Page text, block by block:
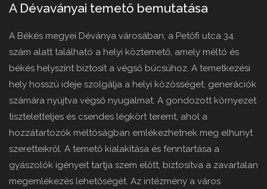
A Dévaványai temető bemutatása
A Békés megyei Déványa városában, a Petőfi utca 34.
szám alatt található a helyi köztemető, amely méltó és
békés helyszínt biztosít a végső búcsúhoz. A temetkezési
hely hosszú ideje szolgálja a helyi közösséget, generációk
számára nyújtva végső nyugalmat. A gondozott környezet
tiszteletteljes és csendes légkört teremt, ahol a
hozzátartozók méltóságban emlékezhetnek meg elhunyt
szeretteikről. A temető kialakítása és fenntartása a
gyászolók igényeit tartja szem előtt, biztosítva a zavartalan
megemlékezés lehetőségét. Az intézmény a város